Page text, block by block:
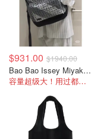
$931.00 $1940.00
Bao Bao Issey Miyake Gray Daypack Autobahn 双肩背包
容量超级大！用过都说好